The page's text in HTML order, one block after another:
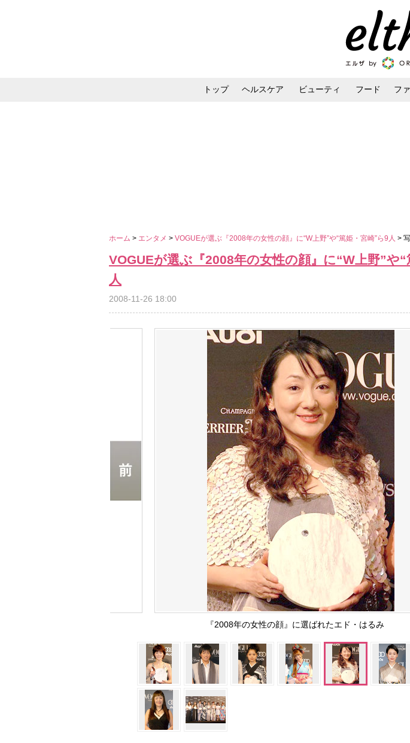
トップ ヘルスケア ビューティ フード フ
ホーム > エンタメ > VOGUEが選ぶ『2008年の女性の顔』に“W上野”や“篤姫・宮崎”ら9人 >
VOGUEが選ぶ『2008年の女性の顔』に“W上野”や
人
2008-11-26 18:00
『2008年の女性の顔』に選ばれたエド・はるみ